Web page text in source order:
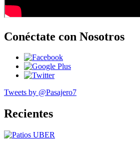
Conéctate con Nosotros
Tweets by @Pasajero7
Recientes